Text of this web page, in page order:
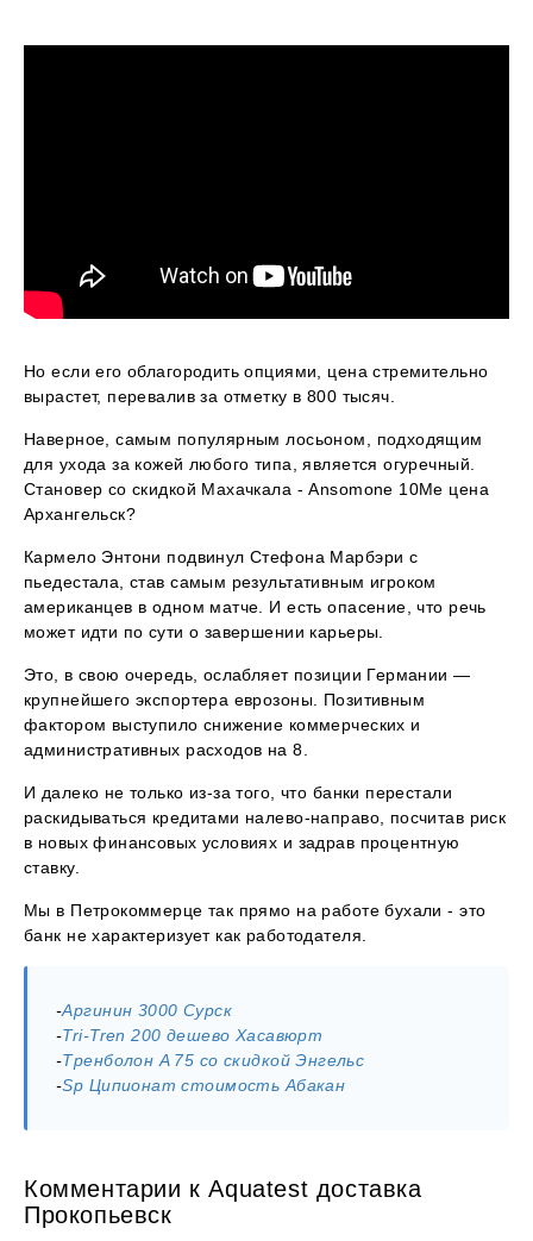
Но если его облагородить опциями, цена стремительно
вырастет, перевалив за отметку в 800 тысяч.
Наверное, самым популярным лосьоном, подходящим
для ухода за кожей любого типа, является огуречный.
Становер со скидкой Махачкала - Ansomone 10Me цена
Архангельск?
Кармело Энтони подвинул Стефона Марбэри с
пьедестала, став самым результативным игроком
американцев в одном матче. И есть опасение, что речь
может идти по сути о завершении карьеры.
Это, в свою очередь, ослабляет позиции Германии —
крупнейшего экспортера еврозоны. Позитивным
фактором выступило снижение коммерческих и
административных расходов на 8.
И далеко не только из-за того, что банки перестали
раскидываться кредитами налево-направо, посчитав риск
в новых финансовых условиях и задрав процентную
ставку.
Мы в Петрокоммерце так прямо на работе бухали - это
банк не характеризует как работодателя.
-Аргинин 3000 Сурск
-Tri-Tren 200 дешево Хасавюрт
-Тренболон A 75 со скидкой Энгельс
-Sp Ципионат стоимость Абакан
Комментарии к Aquatest доставка
Прокопьевск